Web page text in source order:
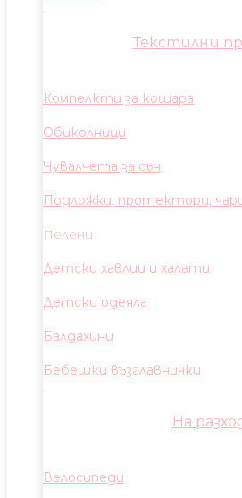
Текстилни
Компелкти за кошара
Обиколници
Чувалчета за сън
Подложки, протектори,
Пелени
Детски хавлии и халати
Детски одеяла
Балдахини
Бебешки възглавнички
На
Велосипеди